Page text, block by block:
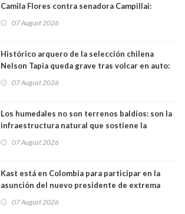
Camila Flores contra senadora Campillai:
forma de quitar dignidad"
07 August 2026
Histórico arquero de la selección chilena
Nelson Tapia queda grave tras volcar en auto:
07 August 2026
Los humedales no son terrenos baldíos: son la
infraestructura natural que sostiene la
07 August 2026
Kast está en Colombia para participar en la
asunción del nuevo presidente de extrema
07 August 2026